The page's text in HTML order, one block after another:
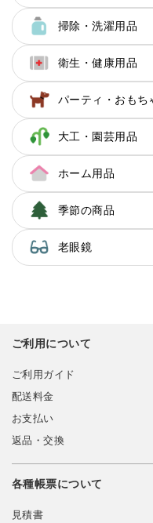
掃除・洗濯用品
衛生・健康用品
パーティ・おもち
大工・園芸用品
ホーム用品
季節の商品
老眼鏡
ご利用について
ご利用ガイド
配送料金
お支払い
返品・交換
各種帳票について
見積書